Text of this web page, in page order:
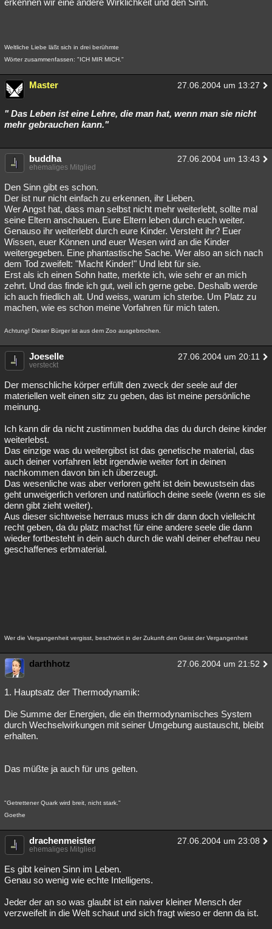
erkennen wir eine andere Wirklichkeit und den Sinn.
Weltliche Liebe läßt sich in drei berühmte
Wörter zusammenfassen: "ICH MIR MICH."
Master 27.06.2004 um 13:27
" Das Leben ist eine Lehre, die man hat, wenn man sie nicht
mehr gebrauchen kann."
buddha 27.06.2004 um 13:43
ehemaliges Mitglied
Den Sinn gibt es schon.
Der ist nur nicht einfach zu erkennen, ihr Lieben.
Wer Angst hat, dass man selbst nicht mehr weiterlebt, sollte mal
seine Eltern anschauen. Eure Eltern leben durch euch weiter.
Genauso ihr weiterlebt durch eure Kinder. Versteht ihr? Euer
Wissen, euer Können und euer Wesen wird an die Kinder
weitergegeben. Eine phantastische Sache. Wer also an sich nach
dem Tod zweifelt: "Macht Kinder!" Und lebt für sie.
Erst als ich einen Sohn hatte, merkte ich, wie sehr er an mich
zehrt. Und das finde ich gut, weil ich gerne gebe. Deshalb werde
ich auch friedlich alt. Und weiss, warum ich sterbe. Um Platz zu
machen, wie es schon meine Vorfahren für mich taten.
Achtung! Dieser Bürger ist aus dem Zoo ausgebrochen.
Joeselle 27.06.2004 um 20:11
versteckt
Der menschliche körper erfüllt den zweck der seele auf der
materiellen welt einen sitz zu geben, das ist meine persönliche
meinung.
Ich kann dir da nicht zustimmen buddha das du durch deine kinder
weiterlebst.
Das einzige was du weitergibst ist das genetische material, das
auch deiner vorfahren lebt irgendwie weiter fort in deinen
nachkommen davon bin ich überzeugt.
Das wesenliche was aber verloren geht ist dein bewustsein das
geht unweigerlich verloren und natürlioch deine seele (wenn es sie
denn gibt zieht weiter).
Aus dieser sichtweise herraus muss ich dir dann doch vielleicht
recht geben, da du platz machst für eine andere seele die dann
wieder fortbesteht in dein auch durch die wahl deiner ehefrau neu
geschaffenes erbmaterial.
Wer die Vergangenheit vergisst, beschwört in der Zukunft den Geist der Vergangenheit
darthhotz 27.06.2004 um 21:52
1. Hauptsatz der Thermodynamik:
Die Summe der Energien, die ein thermodynamisches System
durch Wechselwirkungen mit seiner Umgebung austauscht, bleibt
erhalten.
Das müßte ja auch für uns gelten.
"Getrettener Quark wird breit, nicht stark."
Goethe
drachenmeister 27.06.2004 um 23:08
ehemaliges Mitglied
Es gibt keinen Sinn im Leben.
Genau so wenig wie echte Intelligens.
Jeder der an so was glaubt ist ein naiver kleiner Mensch der
verzweifelt in die Welt schaut und sich fragt wieso er denn da ist.